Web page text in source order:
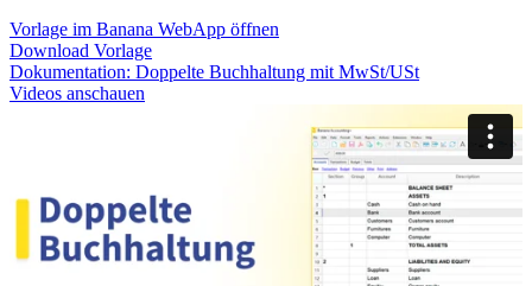
Vorlage im Banana WebApp öffnen
Download Vorlage
Dokumentation: Doppelte Buchhaltung mit MwSt/USt
Videos anschauen